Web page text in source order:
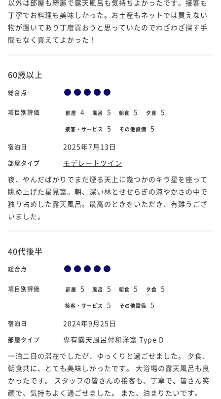
以外は部屋も綺麗で露天風呂も気持ちよかったです。接客も
丁寧でお料理も美味しかった。お土産もネットでは買えない
物が置いてあり丁度買おうと思っていたのでわざわざ探す手
間もなく買えてよかった！
60歳以上
総合点
項目別評価 部屋 4 風呂 5 朝食 5 夕食 5
接客・サービス 5 その他設備 5
宿泊日 2025年7月13日
部屋タイプ
モデレートツイン
夜、やんだばかりでまだ煙る天上に幾つかのキラ星を座って
眺め上げた星見室。朝、深い林とせせらぎの涼やかさの中で
独り占めした露天風呂。最高のときをいただき、有難うござ
いました。
40代後半
総合点
項目別評価 部屋 5 風呂 5 朝食 5 夕食 5
接客・サービス 5 その他設備 5
宿泊日 2024年9月25日
部屋タイプ
専有露天風呂付和洋室 Type D
一泊二日の滞在でしたが、ゆっくりと過ごせました。 夕食、
朝食共に、とても美味しかったです。 大浴場の露天風呂も良
かったです。 スタッフの皆さんの接客も、丁寧で、皆さん笑
顔で、気持ちよく過ごせました。 また、泊まりたいです。